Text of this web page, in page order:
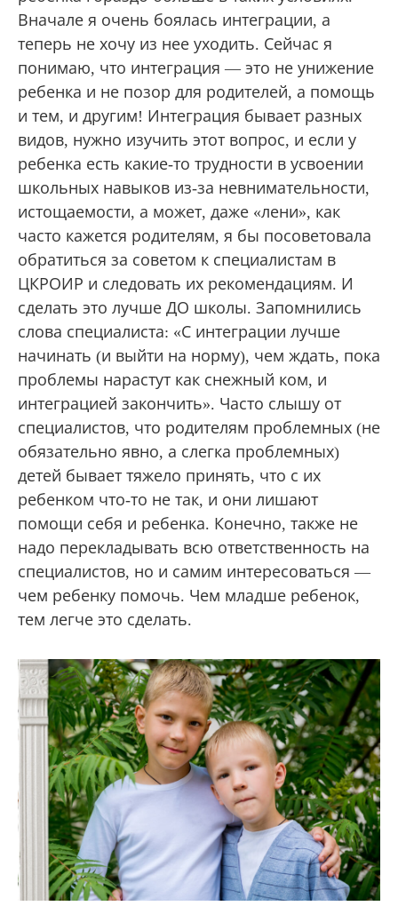
Вначале я очень боялась интеграции, а
теперь не хочу из нее уходить. Сейчас я
понимаю, что интеграция — это не унижение
ребенка и не позор для родителей, а помощь
и тем, и другим! Интеграция бывает разных
видов, нужно изучить этот вопрос, и если у
ребенка есть какие-то трудности в усвоении
школьных навыков из-за невнимательности,
истощаемости, а может, даже «лени», как
часто кажется родителям, я бы посоветовала
обратиться за советом к специалистам в
ЦКРОИР и следовать их рекомендациям. И
сделать это лучше ДО школы. Запомнились
слова специалиста: «С интеграции лучше
начинать (и выйти на норму), чем ждать, пока
проблемы нарастут как снежный ком, и
интеграцией закончить». Часто слышу от
специалистов, что родителям проблемных (не
обязательно явно, а слегка проблемных)
детей бывает тяжело принять, что с их
ребенком что-то не так, и они лишают
помощи себя и ребенка. Конечно, также не
надо перекладывать всю ответственность на
специалистов, но и самим интересоваться —
чем ребенку помочь. Чем младше ребенок,
тем легче это сделать.